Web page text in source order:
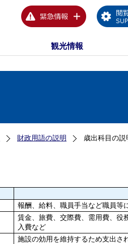
観光情報
財政用語の説明 歳出科目の説
報酬、給料、職員手当など職員等
賃金、旅費、交際費、需用費、役
入費など
施設の効用を維持するため支出さ